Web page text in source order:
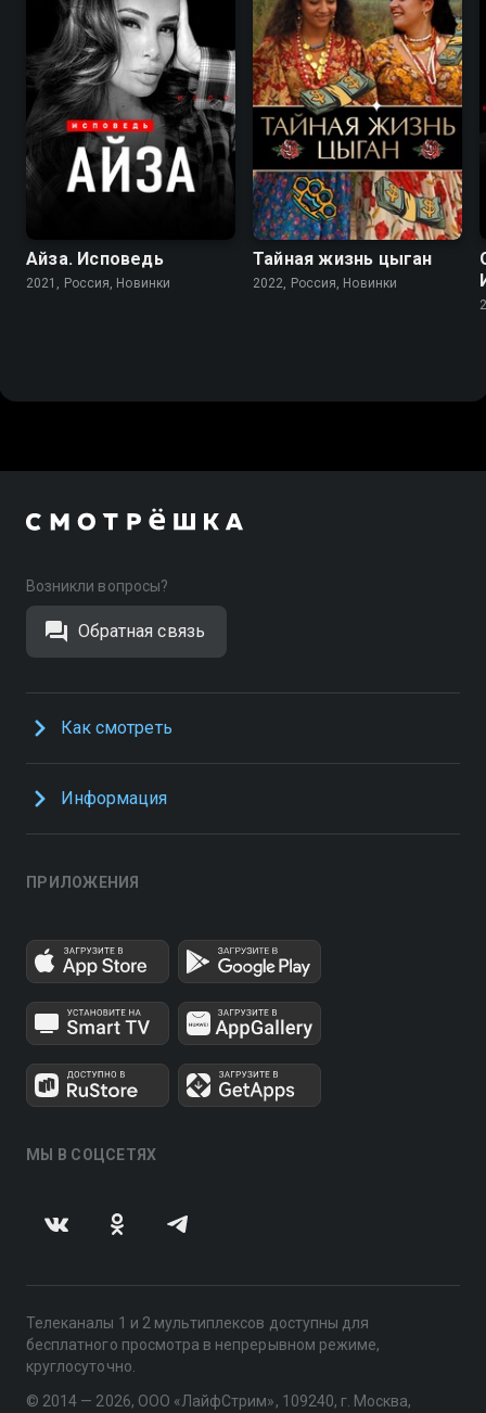
Айза. Исповедь
2021, Россия, Новинки
Тайная жизнь цыган
2022, Россия, Новинки
Возникли вопросы?
Обратная связь
Как смотреть
Информация
ПРИЛОЖЕНИЯ
МЫ В СОЦСЕТЯХ
Телеканалы 1 и 2 мультиплексов доступны для
бесплатного просмотра в непрерывном режиме,
круглосуточно.
© 2014 — 2026, ООО «ЛайфСтрим», 109240, г. Москва,